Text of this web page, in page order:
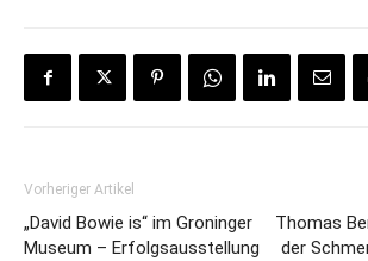
Vorheriger Artikel
„David Bowie is“ im Groninger
Museum – Erfolgsausstellung
Thomas
der